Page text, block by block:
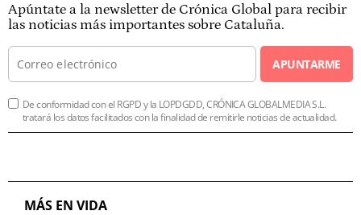
Apúntate a la newsletter de Crónica Global para recibir
las noticias más importantes sobre Cataluña.
APUNTARME
De conformidad con el RGPD y la LOPDGDD, CRÓNICA GLOBALMEDIA S.L.
tratará los datos facilitados con la finalidad de remitirle noticias de actualidad.
MÁS EN VIDA